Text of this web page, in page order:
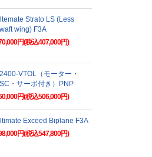
Strato LS (Less
wing) F3A
円(税込407,000円)
VTOL（モーター・
・サーボ付き）PNP
円(税込506,000円)
Exceed Biplane F3A
円(税込547,800円)